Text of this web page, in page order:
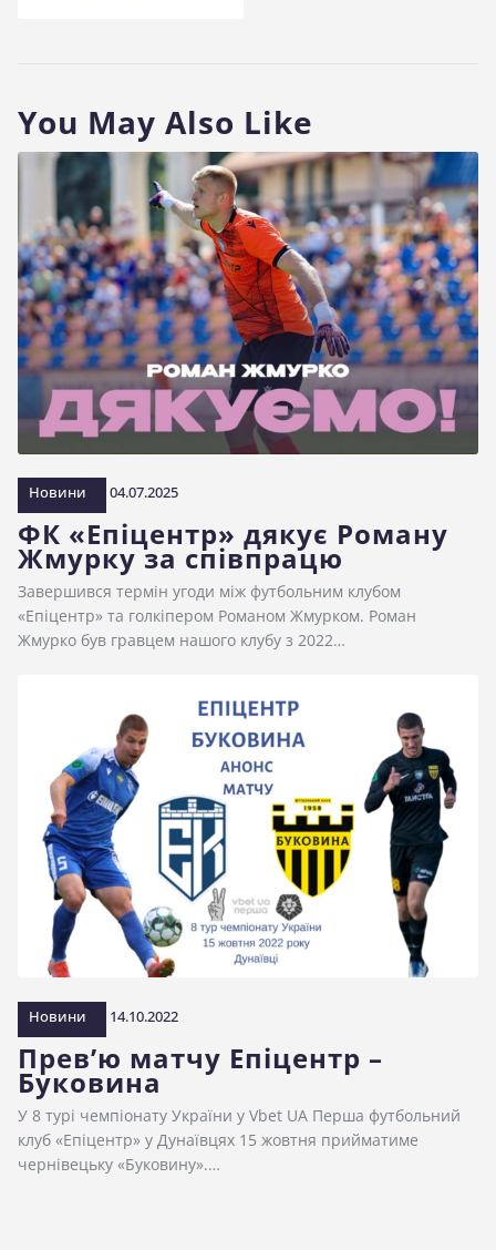
You May Also Like
Новини 04.07.2025
ФК «Епіцентр» дякує Роману
Жмурку за співпрацю
Завершився термін угоди між футбольним клубом
«Епіцентр» та голкіпером Романом Жмурком. Роман
Жмурко був гравцем нашого клубу з 2022…
Новини 14.10.2022
Прев’ю матчу Епіцентр –
Буковина
У 8 турі чемпіонату України у Vbet UA Перша футбольний
клуб «Епіцентр» у Дунаївцях 15 жовтня прийматиме
чернівецьку «Буковину».…